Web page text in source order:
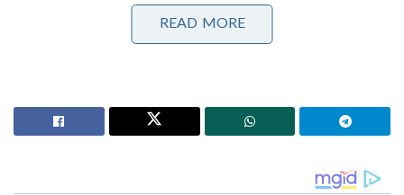
കപ്പൽ കമ്മീഷൻ ചെയ്ത് പ്രതിരോധ മന്ത്രി
തുരങ്കപാതയാണിത്. വികസന സാഹചര്യങ്ങൾ
മെച്ചപ്പെടുത്താൻ സഹായിക്കുന്ന തുരങ്ക നിർമ്മാണം
സൈനിക വാഹനങ്ങൾക്കും ആയുധങ്ങൾക്കും
READ MORE